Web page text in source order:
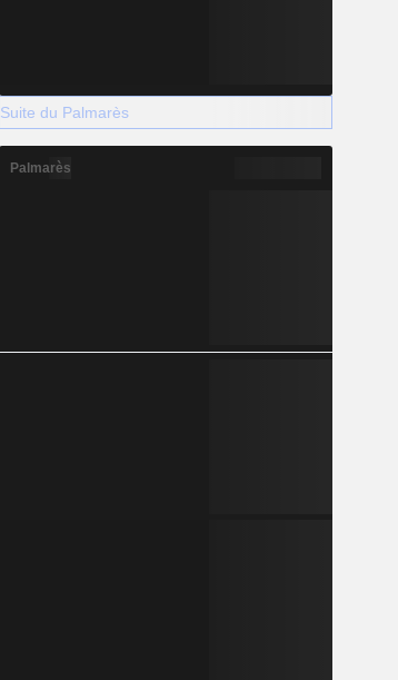
Suite du Palmarès
Palmarès